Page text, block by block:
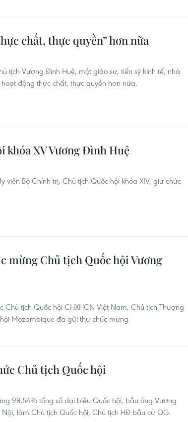
chất, thực quyền” hơn nữa
tịch Vương Đình Huệ, một giáo sư, tiến sỹ kinh tế, nhà
động thực chất, thực quyền hơn nữa.
khóa XV Vương Đình Huệ
Bộ Chính trị, Chủ tịch Quốc hội khóa XIV, giữ chức
mừng Chủ tịch Quốc hội Vương
tịch Quốc hội CHXHCN Việt Nam, Chủ tịch Thượng
Mozambique đã gửi thư chúc mừng.
Chủ tịch Quốc hội
98,54% tổng số đại biểu Quốc hội, bầu ông Vương
làm Chủ tịch Quốc hội, Chủ tịch HĐ bầu cử QG.